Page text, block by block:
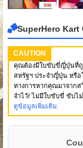
SuperHero Kart
CAUTION
คุณต้องมีใบขับขี่ญี่ปุ่นที่ถู
สหรัฐฯ ประจำญี่ปุ่น หรื
ทางการหากคุณมาจากส
จำไว้! ไม่มีใบขับขี่ ขับไ
ดูข้อมูลเพิ่มเติม.